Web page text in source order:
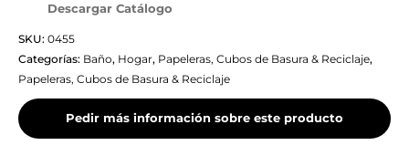
Descargar Catálogo
SKU: 0455
Categorías: Baño, Hogar, Papeleras, Cubos de Basura & Reciclaje,
Papeleras, Cubos de Basura & Reciclaje